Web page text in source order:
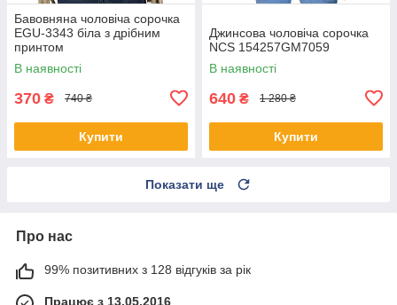
Бавовняна чоловіча сорочка
EGU-3343 біла з дрібним
принтом
В наявності
370 ₴ 740 ₴
Купити
Джинсова чоловіча сорочка
NCS 154257GM7059
В наявності
640 ₴ 1 280 ₴
Купити
Показати ще
Про нас
99% позитивних з 128 відгуків за рік
Працює з 13.05.2016